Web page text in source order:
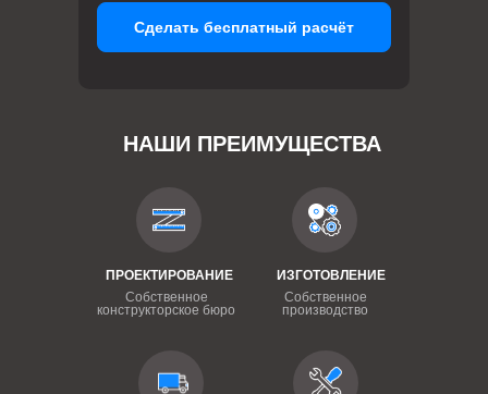
НАШИ ПРЕИМУЩЕСТВА
ПРОЕКТИРОВАНИЕ
Собственное
конструкторское бюро
ИЗГОТОВЛЕНИЕ
Собственное
производство
Сделать бесплатный расчёт